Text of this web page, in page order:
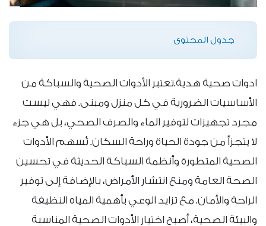
جدول المحتوى
ادوات صحية هدية.تعتبر الأدوات الصحية والسباكة من
الأساسيات الضرورية في كل منزل ومبنى. فهي ليست
مجرد تجهيزات لتوفير الماء والصرف الصحي، بل هي جزء
لا يتجزأ من جودة الحياة وراحة السكان. تُسهم الأدوات
الصحية المتطورة وأنظمة السباكة الحديثة في تحسين
الصحة العامة ومنع انتشار الأمراض، بالإضافة إلى توفير
الراحة والأمان. مع تزايد الوعي بأهمية المياه النظيفة
والبيئة الصحية، أصبح اختيار الأدوات الصحية المناسبة